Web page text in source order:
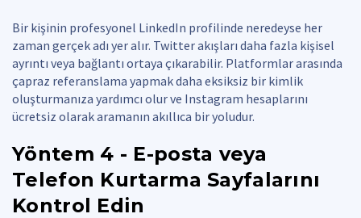
Bir kişinin profesyonel LinkedIn profilinde neredeyse her
zaman gerçek adı yer alır. Twitter akışları daha fazla kişisel
ayrıntı veya bağlantı ortaya çıkarabilir. Platformlar arasında
çapraz referanslama yapmak daha eksiksiz bir kimlik
oluşturmanıza yardımcı olur ve Instagram hesaplarını
ücretsiz olarak aramanın akıllıca bir yoludur.
Yöntem 4 - E-posta veya
Telefon Kurtarma Sayfalarını
Kontrol Edin